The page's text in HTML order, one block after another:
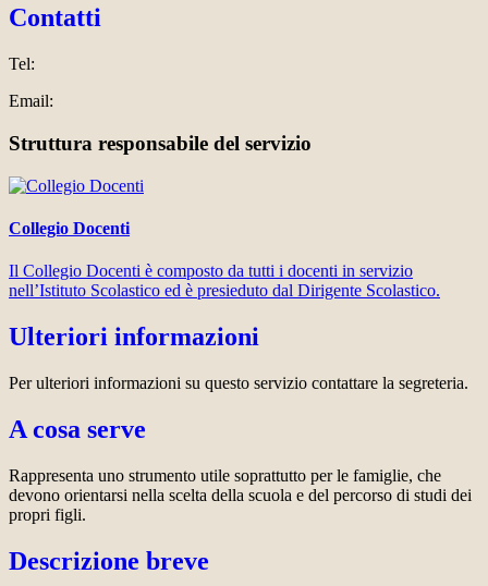
Contatti
Tel:
Email:
Struttura responsabile del servizio
Collegio Docenti
Il Collegio Docenti è composto da tutti i docenti in servizio
nell’Istituto Scolastico ed è presieduto dal Dirigente Scolastico.
Ulteriori informazioni
Per ulteriori informazioni su questo servizio contattare la segreteria.
A cosa serve
Rappresenta uno strumento utile soprattutto per le famiglie, che
devono orientarsi nella scelta della scuola e del percorso di studi dei
propri figli.
Descrizione breve